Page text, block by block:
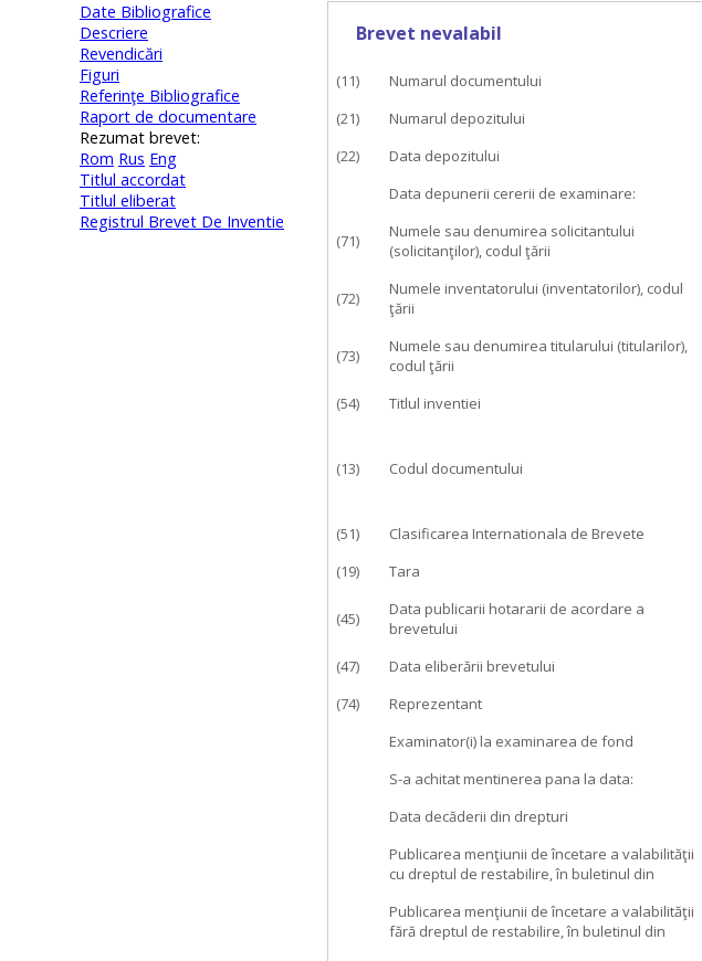
Date Bibliografice
Descriere
Revendicări
Figuri
Referinţe Bibliografice
Raport de documentare
Rezumat brevet:
Rom Rus Eng
Titlul accordat
Titlul eliberat
Registrul Brevet De Inventie
Brevet nevalabil
(11) Numarul documentului
(21)
Numarul depozitului
(22)
Data depozitului
Data depunerii cererii de examinare:
(71)
Numele sau denumirea solicitantului
(solicitanţilor), codul ţării
(72)
Numele inventatorului (inventatorilor), codul
ţării
(73)
Numele sau denumirea titularului (titularilor),
codul ţării
(54) Titlul inventiei
(13) Codul documentului
(51) Clasificarea Internationala de Brevete
(19)
Tara
(45)
Data publicarii hotararii de acordare a
brevetului
(47) Data eliberării brevetului
(74)
Reprezentant
Examinator(i) la examinarea de fond
S-a achitat mentinerea pana la data:
Data decăderii din drepturi
Publicarea menţiunii de încetare a valabilităţii
cu dreptul de restabilire, în buletinul din
Publicarea menţiunii de încetare a valabilităţii
fără dreptul de restabilire, în buletinul din